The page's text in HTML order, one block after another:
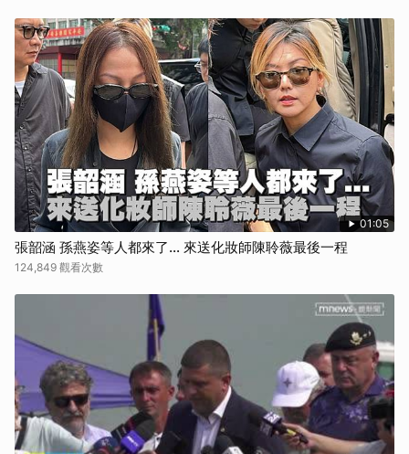
01:05
張韶涵 孫燕姿等人都來了... 來送化妝師陳聆薇最後一程
124,849 觀看次數